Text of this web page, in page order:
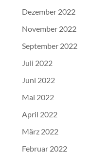
Dezember 2022
November 2022
September 2022
Juli 2022
Juni 2022
Mai 2022
April 2022
März 2022
Februar 2022